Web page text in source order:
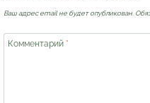
Ваш адрес email не будет опубликован.
Комментарий *